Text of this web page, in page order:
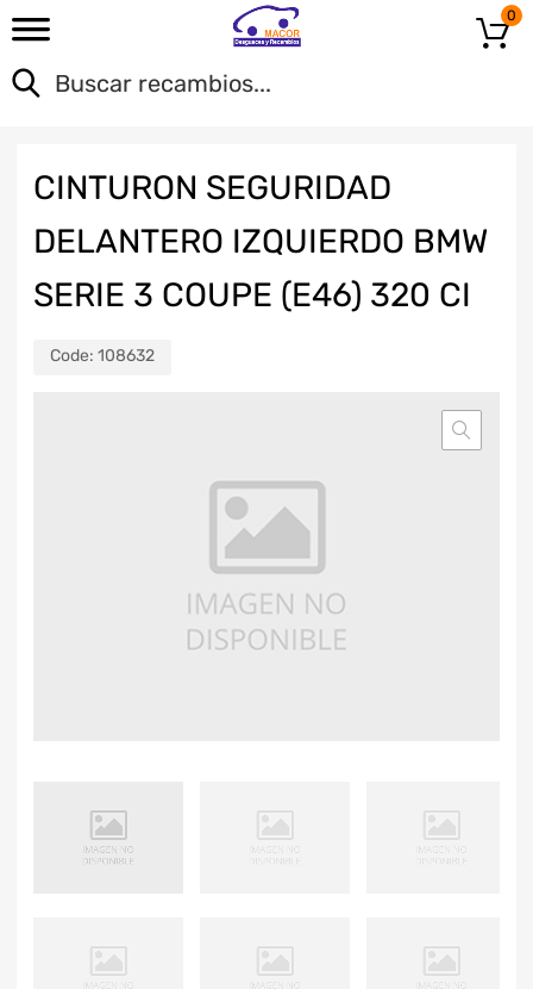
0
CINTURON SEGURIDAD
DELANTERO IZQUIERDO BMW
SERIE 3 COUPE (E46) 320 CI
Code: 108632